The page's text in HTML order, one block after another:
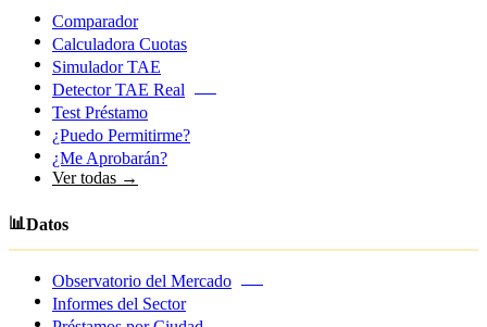
Comparador
Calculadora Cuotas
Simulador TAE
Detector TAE Real
Test Préstamo
¿Puedo Permitirme?
¿Me Aprobarán?
Ver todas →
📊Datos
Observatorio del Mercado
Informes del Sector